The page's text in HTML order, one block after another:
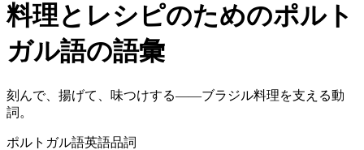
料理とレシピのためのポルト
ガル語の語彙
刻んで、揚げて、味つけする——ブラジル料理を支える動
詞。
ポルトガル語英語品詞